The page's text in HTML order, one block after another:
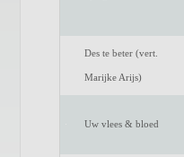
Des te beter (vert.
Marijke Arijs)
Uw vlees & bloed